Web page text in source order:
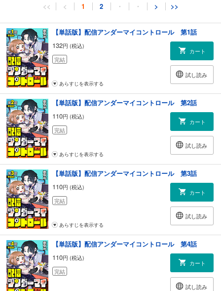
<< < 1 2 ・ ・ > >>
【単話版】配信アンダーマイコントロール 第1話
132円 (税込)
完結
カート
試し読み
あらすじを表示する
【単話版】配信アンダーマイコントロール 第2話
110円 (税込)
完結
カート
試し読み
あらすじを表示する
【単話版】配信アンダーマイコントロール 第3話
110円 (税込)
完結
カート
試し読み
あらすじを表示する
【単話版】配信アンダーマイコントロール 第4話
110円 (税込)
完結
カート
試し読み